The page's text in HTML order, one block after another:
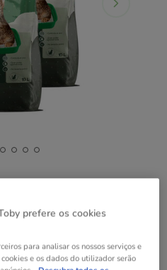
prefere os cookies
para analisar os nossos serviços e
e os dados do utilizador serão